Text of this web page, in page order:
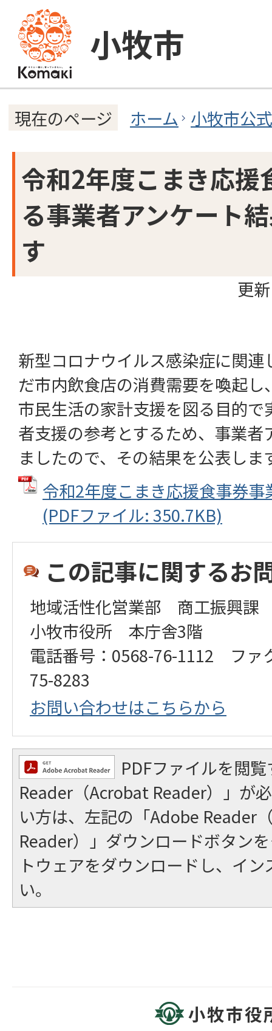
小牧市
現在のページ ホーム 小牧市公
令和2年度こまき応援
る事業者アンケート
す
更
新型コロナウイルス感染症に関連
だ市内飲食店の消費需要を喚起
市民生活の家計支援を図る目的
者支援の参考とするため、事業者
ましたので、その結果を公表しま
令和2年度こまき応援食事券
(PDFファイル: 350.7KB)
この記事に関するお
地域活性化営業部 商工振興課
小牧市役所 本庁舎3階
電話番号：0568-76-1112 ファ
75-8283
お問い合わせはこちらから
PDFファイルを閲
Reader（Acrobat Reader）」が
い方は、左記の「Adobe Reader
Reader）」ダウンロードボタン
トウェアをダウンロードし、イ
い。
小牧市役